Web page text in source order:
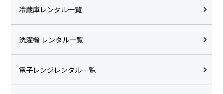
冷蔵庫レンタル一覧
洗濯機 レンタル一覧
電子レンジレンタル一覧